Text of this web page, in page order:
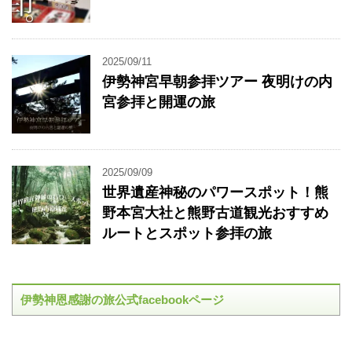
2025/09/11
伊勢神宮早朝参拝ツアー 夜明けの内
宮参拝と開運の旅
2025/09/09
世界遺産神秘のパワースポット！熊
野本宮大社と熊野古道観光おすすめ
ルートとスポット参拝の旅
伊勢神恩感謝の旅公式facebookページ